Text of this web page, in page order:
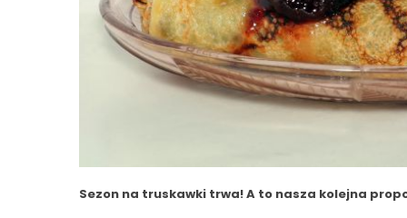
Sezon na truskawki trwa! A to nasza kolejna